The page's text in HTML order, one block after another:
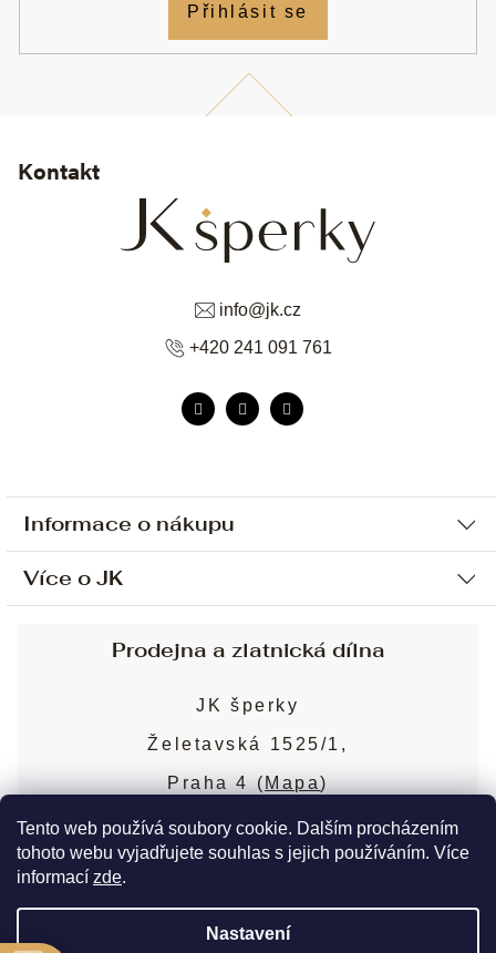
Tento web používá soubory cookie. Dalším procházením
tohoto webu vyjadřujete souhlas s jejich používáním. Více
informací zde.
Nastavení
Informace o nákupu
Ochrana osobních údajů
Sjednání osobní schůzky
Obchodní podmínky
Puncovní značky
Více o JK
Blog
Nejčastější dotazy
Kontakt
info@jk.cz
+420 241 091 761
Přihlásit se
Prodejna a zlatnická dílna
JK šperky
Želetavská 1525/1,
Praha 4 (Mapa)
Více o prodejně
Copyright 2026JK šperky. Všechna práva
vyhrazena. Upravit nastavení cookies